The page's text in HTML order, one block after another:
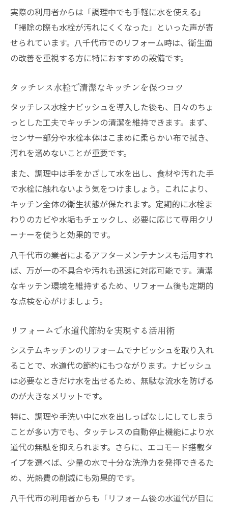
実際の利用者からは「調理中でも手軽に水を使える」
「掃除の際も水栓が汚れにくくなった」といった声が寄
せられています。八千代市でのリフォーム時は、衛生面
の改善を重視する方に特におすすめの設備です。
タッチレス水栓で清潔なキッチンを保つコツ
タッチレス水栓ナビッシュを導入した後も、日々のちょ
っとした工夫でキッチンの清潔を維持できます。まず、
センサー部分や水栓本体はこまめに柔らかい布で拭き、
汚れを溜めないことが重要です。
また、調理中は手をかざして水を出し、食材や汚れた手
で水栓に触れないよう気をつけましょう。これにより、
キッチン全体の衛生状態が保たれます。定期的に水栓ま
わりのカビや水垢もチェックし、必要に応じて専用クリ
ーナーを使うと効果的です。
八千代市の業者によるアフターメンテナンスも活用すれ
ば、万が一の不具合や汚れも迅速に対応可能です。清潔
なキッチン環境を維持するため、リフォーム後も定期的
な点検を心がけましょう。
リフォームで水道代節約を実現する活用術
システムキッチンのリフォームでナビッシュを取り入れ
ることで、水道代の節約にもつながります。ナビッシュ
は必要なときだけ水を出せるため、無駄な流水を防げる
のが大きなメリットです。
特に、調理や手洗い中に水を出しっぱなしにしてしまう
ことが多い方でも、タッチレスの自動停止機能により水
道代の無駄を抑えられます。さらに、エコモード搭載タ
イプを選べば、少量の水で十分な洗浄力を発揮できるた
め、光熱費の削減にも効果的です。
八千代市の利用者からも「リフォーム後の水道代が目に